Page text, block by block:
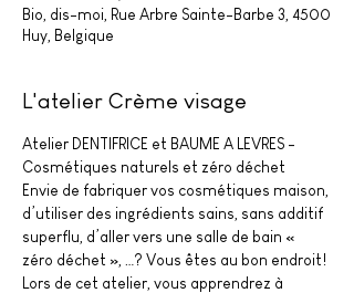
Bio, dis-moi, Rue Arbre Sainte-Barbe 3, 4500
Huy, Belgique
L'atelier Crème visage
Atelier DENTIFRICE et BAUME A LEVRES -
Cosmétiques naturels et zéro déchet
Envie de fabriquer vos cosmétiques maison,
d’utiliser des ingrédients sains, sans additif
superflu, d’aller vers une salle de bain «
zéro déchet », …? Vous êtes au bon endroit!
Lors de cet atelier, vous apprendrez à